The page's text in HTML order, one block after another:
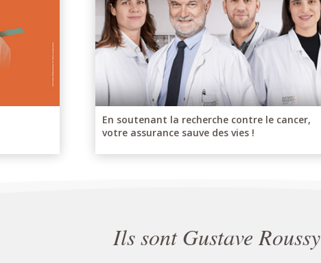
En soutenant la recherche contre le cancer,
votre assurance sauve des vies !
Ils sont Gustave Roussy